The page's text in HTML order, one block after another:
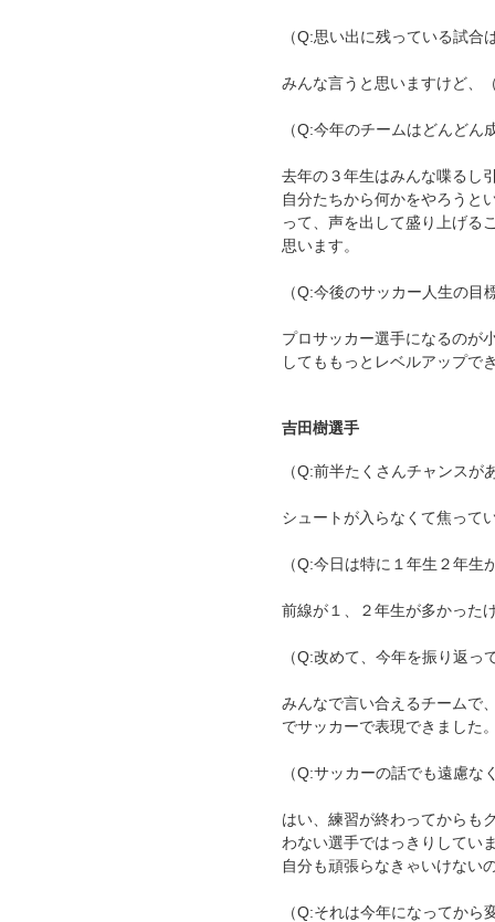
（Q:思い出に残っている試合
みんな言うと思いますけど、
（Q:今年のチームはどんど
去年の３年生はみんな喋るし
自分たちから何かをやろうと
って、声を出して盛り上げる
思います。
（Q:今後のサッカー人生の目
プロサッカー選手になるのが
してももっとレベルアップで
吉田樹選手
（Q:前半たくさんチャンス
シュートが入らなくて焦って
（Q:今日は特に１年生２年
前線が１、２年生が多かった
（Q:改めて、今年を振り返
みんなで言い合えるチームで
でサッカーで表現できました
（Q:サッカーの話でも遠慮な
はい、練習が終わってからも
わない選手ではっきりしてい
自分も頑張らなきゃいけない
（Q:それは今年になってから